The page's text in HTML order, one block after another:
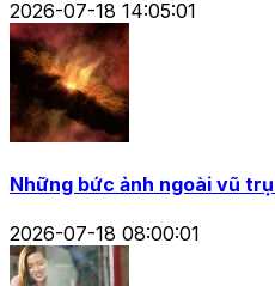
2026-07-18 14:05:01
Những bức ảnh ngoài vũ
2026-07-18 08:00:01